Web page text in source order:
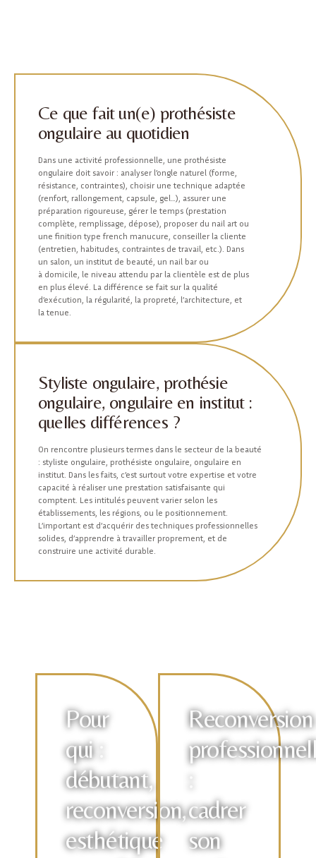
Ce que fait un(e) prothésiste
ongulaire au quotidien
Dans une activité professionnelle, une prothésiste
ongulaire doit savoir : analyser l’ongle naturel (forme,
résistance, contraintes), choisir une technique adaptée
(renfort, rallongement, capsule, gel…), assurer une
préparation rigoureuse, gérer le temps (prestation
complète, remplissage, dépose), proposer du nail art ou
une finition type french manucure, conseiller la cliente
(entretien, habitudes, contraintes de travail, etc.). Dans
un salon, un institut de beauté, un nail bar ou
à domicile, le niveau attendu par la clientèle est de plus
en plus élevé. La différence se fait sur la qualité
d’exécution, la régularité, la propreté, l’architecture, et
la tenue.
Styliste ongulaire, prothésie
ongulaire, ongulaire en institut :
quelles différences ?
On rencontre plusieurs termes dans le secteur de la beauté
: styliste ongulaire, prothésiste ongulaire, ongulaire en
institut. Dans les faits, c’est surtout votre expertise et votre
capacité à réaliser une prestation satisfaisante qui
comptent. Les intitulés peuvent varier selon les
établissements, les régions, ou le positionnement.
L’important est d’acquérir des techniques professionnelles
solides, d’apprendre à travailler proprement, et de
construire une activité durable.
Pour
qui :
débutant,
reconversion,
esthétique
Reconversion
cadrer
son